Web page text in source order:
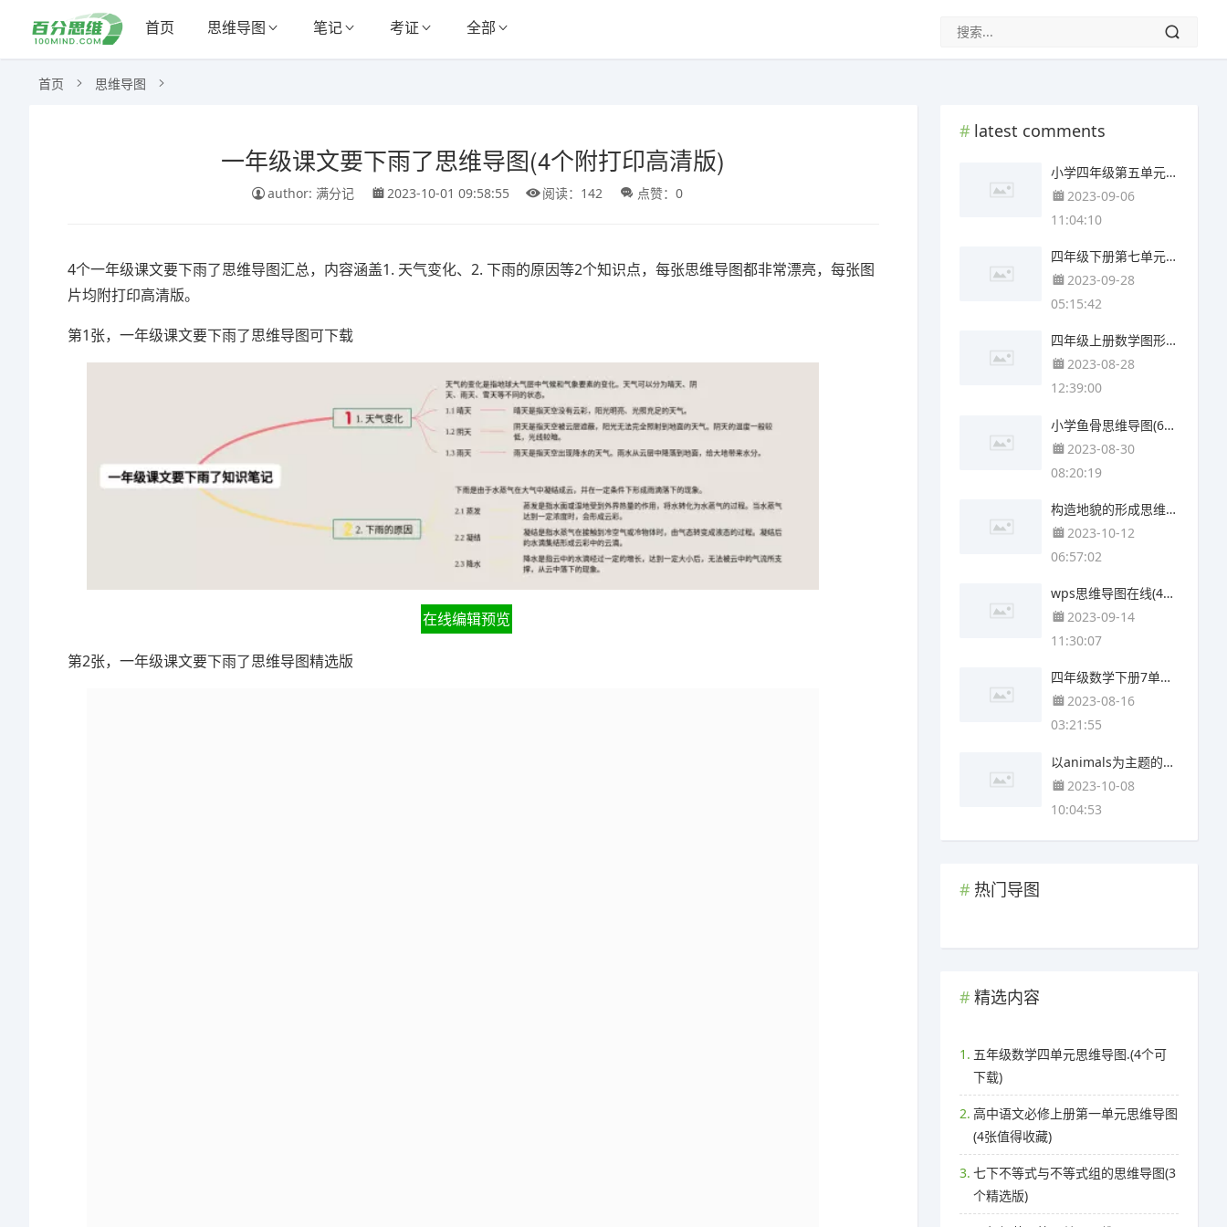
首页 思维导图 笔记 考证 全部
首页 思维导图
一年级课文要下雨了思维导图(4个附打印高清版)
author: 满分记 2023-10-01 09:58:55 阅读：142 点赞：0
4个一年级课文要下雨了思维导图汇总，内容涵盖1. 天气变化、2. 下雨的原因等2个知识点，每张思维导图都非常漂亮，每张图
片均附打印高清版。
第1张，一年级课文要下雨了思维导图可下载
在线编辑预览
第2张，一年级课文要下雨了思维导图精选版
latest comments
小学四年级第五单元思维导图(4张可下载)
2023-09-06
11:04:10
四年级下册第七单元思维导图简单(3张可下载)
2023-09-28
05:15:42
四年级上册数学图形与几何思维导图(3个附打印高清版)
2023-08-28
12:39:00
小学鱼骨思维导图(6张高清版)
2023-08-30
08:20:19
构造地貌的形成思维导图(4张精选版)
2023-10-12
06:57:02
wps思维导图在线(4张值得收藏)
2023-09-14
11:30:07
四年级数学下册7单元思维导图(4个可打印)
2023-08-16
03:21:55
以animals为主题的思维导图(3个附打印高清版)
2023-10-08
10:04:53
热门导图
精选内容
1. 五年级数学四单元思维导图.(4个可
下载)
2. 高中语文必修上册第一单元思维导图
(4张值得收藏)
3. 七下不等式与不等式组的思维导图(3
个精选版)